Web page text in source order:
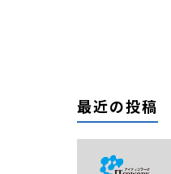
最近の投稿